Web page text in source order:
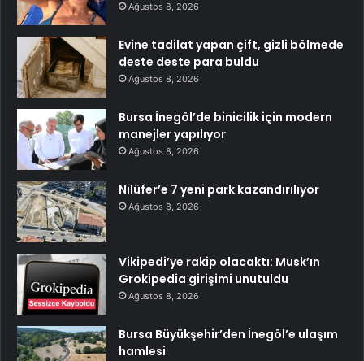
Ağustos 8, 2026
Evine tadilat yapan çift, gizli bölmede
deste deste para buldu
Ağustos 8, 2026
Bursa İnegöl’de binicilik için modern
manejler yapılıyor
Ağustos 8, 2026
Nilüfer’e 7 yeni park kazandırılıyor
Ağustos 8, 2026
Vikipedi’ye rakip olacaktı: Musk’ın
Grokipedia girişimi unutuldu
Ağustos 8, 2026
Bursa Büyükşehir’den İnegöl’e ulaşım
hamlesi